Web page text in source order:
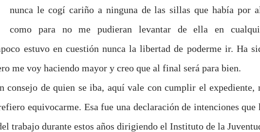
nunca le cogí cariño a ninguna de las sillas que había por
como para no me pudieran levantar de ella en
estuvo en cuestión nunca la libertad de poderme ir. Ha
me voy haciendo mayor y creo que al final será para bien.
consejo de quien se iba, aquí vale con cumplir el expediente,
equivocarme. Esa fue una declaración de intenciones que
trabajo durante estos años dirigiendo el Instituto de la